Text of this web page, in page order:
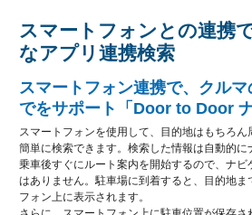
スマートフォンとの連携
なアプリ連携検索
スマートフォン連携で、クル
でをサポート「Door to Door
スマートフォンを使用して、目的地はもちろん
簡単に検索できます。検索した情報は自動的に
乗車後すぐにルート案内を開始するので、ナ
はありません。駐車場に到着すると、目的地ま
フォン上に表示されます。